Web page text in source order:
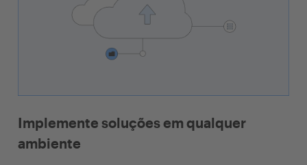
Implemente soluções em qualquer
ambiente